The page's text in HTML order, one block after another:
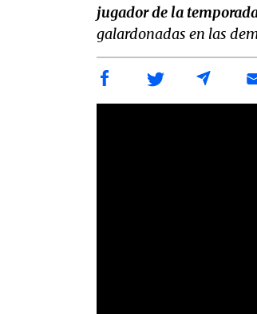
jugador de la
galardonadas en las